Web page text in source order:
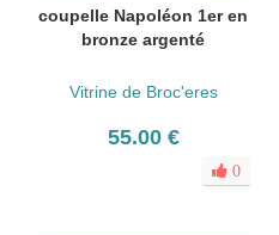
coupelle Napoléon 1er en
bronze argenté
Vitrine de Broc'eres
55.00 €
0